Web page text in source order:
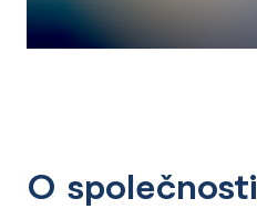
O společnosti